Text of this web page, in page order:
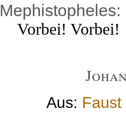
Mephistopheles:
Vorbei! Vorbei!
Aus: Faust